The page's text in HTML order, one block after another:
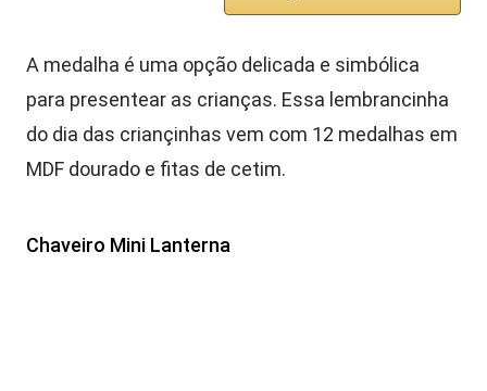
A medalha é uma opção delicada e simbólica
para presentear as crianças. Essa lembrancinha
do dia das criançinhas vem com 12 medalhas em
MDF dourado e fitas de cetim.
Chaveiro Mini Lanterna